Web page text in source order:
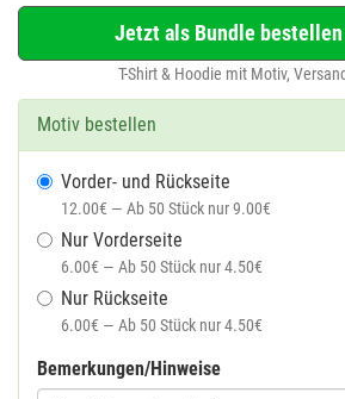
Jetzt als Bundle
T-Shirt & Hoodie mit Motiv,
Motiv bestellen
Vorder- und Rückseite
12.00€ — Ab 50 Stück nur 9.00€
Nur Vorderseite
6.00€ — Ab 50 Stück nur 4.50€
Nur Rückseite
6.00€ — Ab 50 Stück nur 4.50€
Bemerkungen/Hinweise